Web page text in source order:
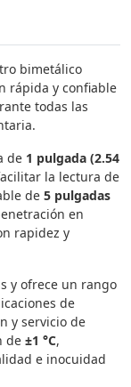
bimetálico
rápida y confiable
todas las
de 1 pulgada (2.54
la lectura de
de 5 pulgadas
en
rapidez y
y ofrece un rango
de
y servicio de
de ±1 °C,
e inocuidad